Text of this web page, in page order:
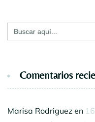
Buscar:
Comentarios
Marisa Rodriguez en